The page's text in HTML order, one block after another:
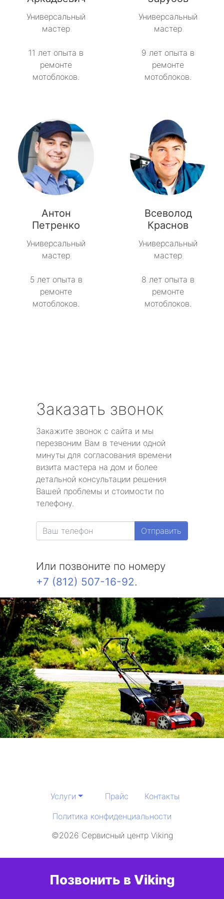
Тайцы
Толмачёво
Фёдоровское
Форносово
Янино-1
Универсальный
мастер
11 лет опыта в
ремонте
мотоблоков.
Универсальный
мастер
9 лет опыта в
ремонте
мотоблоков.
Антон
Петренко
Универсальный
мастер
5 лет опыта в
ремонте
мотоблоков.
Всеволод
Краснов
Универсальный
мастер
8 лет опыта в
ремонте
мотоблоков.
Заказать звонок
Закажите звонок с сайта и мы
перезвоним Вам в течении одной
минуты для согласования времени
визита мастера на дом и более
детальной консультации решения
Вашей проблемы и стоимости по
телефону.
Отправить
Или позвоните по номеру
+7 (812) 507-16-92.
Услуги Прайс
Контакты
Политика конфиденциальности
©2026 Сервисный центр Viking
Позвонить в Viking